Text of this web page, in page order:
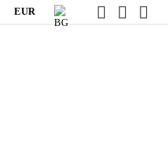
EUR